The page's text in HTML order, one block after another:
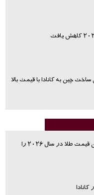
چین به کانادا با قیمت بالا
بانک آمریکا پیش‌بینی میانگین قیمت طلا در سال ۲۰۲۶ را